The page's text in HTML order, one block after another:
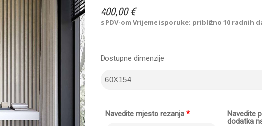
400,00 €
s PDV-omVrijeme isporuke: približno 10 radnih
*
Navedite mjesto rezanja
Navedite
dodatka
Dostupne dimenzije